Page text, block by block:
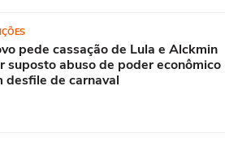
pede cassação de Lula e Alckmin
suposto abuso de poder econômico
desfile de carnaval